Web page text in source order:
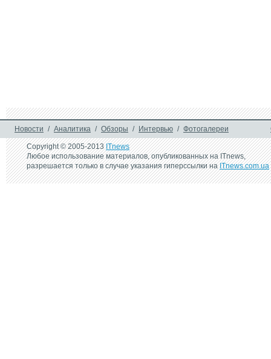
Новости / Аналитика / Обзоры / Интервью / Фотогалереи
Copyright © 2005-2013ITnews
Любое использование материалов, опубликованных на ITnews,
разрешается только в случае указания гиперссылки наITnews.com.ua